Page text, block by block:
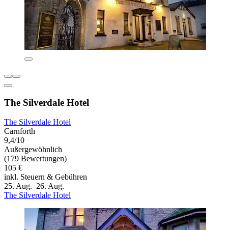
The Silverdale Hotel
The Silverdale Hotel
Carnforth
9,4/10
Außergewöhnlich
(179 Bewertungen)
105 €
inkl. Steuern & Gebühren
25. Aug.–26. Aug.
The Silverdale Hotel